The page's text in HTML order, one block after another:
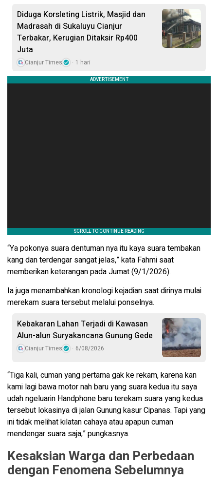
Diduga Korsleting Listrik, Masjid dan
Madrasah di Sukaluyu Cianjur
Terbakar, Kerugian Ditaksir Rp400
Juta
Cianjur Times 1 hari
“Ya pokonya suara dentuman nya itu kaya suara tembakan
kang dan terdengar sangat jelas,” kata Fahmi saat
memberikan keterangan pada Jumat (9/1/2026).
Ia juga menambahkan kronologi kejadian saat dirinya mulai
merekam suara tersebut melalui ponselnya.
Kebakaran Lahan Terjadi di Kawasan
Alun-alun Suryakancana Gunung Gede
Cianjur Times 6/08/2026
“Tiga kali, cuman yang pertama gak ke rekam, karena kan
kami lagi bawa motor nah baru yang suara kedua itu saya
udah ngeluarin Handphone baru terekam suara yang kedua
tersebut lokasinya di jalan Gunung kasur Cipanas. Tapi yang
ini tidak melihat kilatan cahaya atau apapun cuman
mendengar suara saja,” pungkasnya.
Kesaksian Warga dan Perbedaan
dengan Fenomena Sebelumnya